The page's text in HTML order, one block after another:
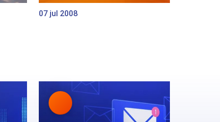
07 jul 2008